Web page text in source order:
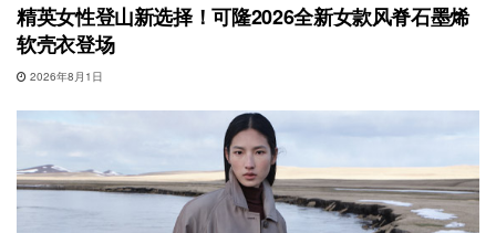
精英女性登山新选择！可隆2026全新女款风脊石墨烯
软壳衣登场
2026年8月1日